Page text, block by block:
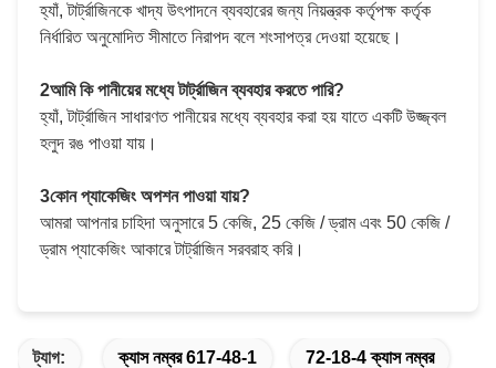
হ্যাঁ, টার্ট্রাজিনকে খাদ্য উৎপাদনে ব্যবহারের জন্য নিয়ন্ত্রক কর্তৃপক্ষ কর্তৃক
নির্ধারিত অনুমোদিত সীমাতে নিরাপদ বলে শংসাপত্র দেওয়া হয়েছে।
2আমি কি পানীয়ের মধ্যে টার্ট্রাজিন ব্যবহার করতে পারি?
হ্যাঁ, টার্ট্রাজিন সাধারণত পানীয়ের মধ্যে ব্যবহার করা হয় যাতে একটি উজ্জ্বল
হলুদ রঙ পাওয়া যায়।
3কোন প্যাকেজিং অপশন পাওয়া যায়?
আমরা আপনার চাহিদা অনুসারে 5 কেজি, 25 কেজি / ড্রাম এবং 50 কেজি /
ড্রাম প্যাকেজিং আকারে টার্ট্রাজিন সরবরাহ করি।
ট্যাগ: ক্যাস নম্বর 617-48-1 72-18-4 ক্যাস নম্বর